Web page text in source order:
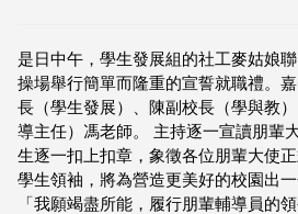
是日中午，學生發展組的社工麥姑娘
操場舉行簡單而隆重的宣誓就職禮。
長（學生發展）、陳副校長（學與教
導主任）馮老師。 主持逐一宣讀朋輩
生逐一扣上扣章，象徵各位朋輩大使
學生領袖，將為營造更美好的校園出
「我願竭盡所能，履行朋輩輔導員的